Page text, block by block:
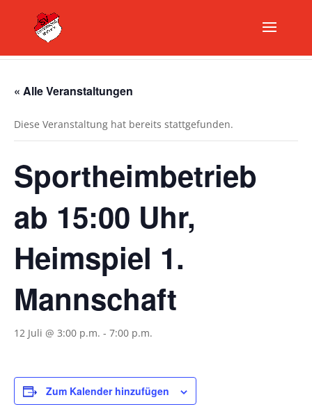
« Alle Veranstaltungen
Diese Veranstaltung hat bereits stattgefunden.
Sportheimbetrieb
ab 15:00 Uhr,
Heimspiel 1.
Mannschaft
12 Juli @ 3:00 p.m. - 7:00 p.m.
Zum Kalender hinzufügen